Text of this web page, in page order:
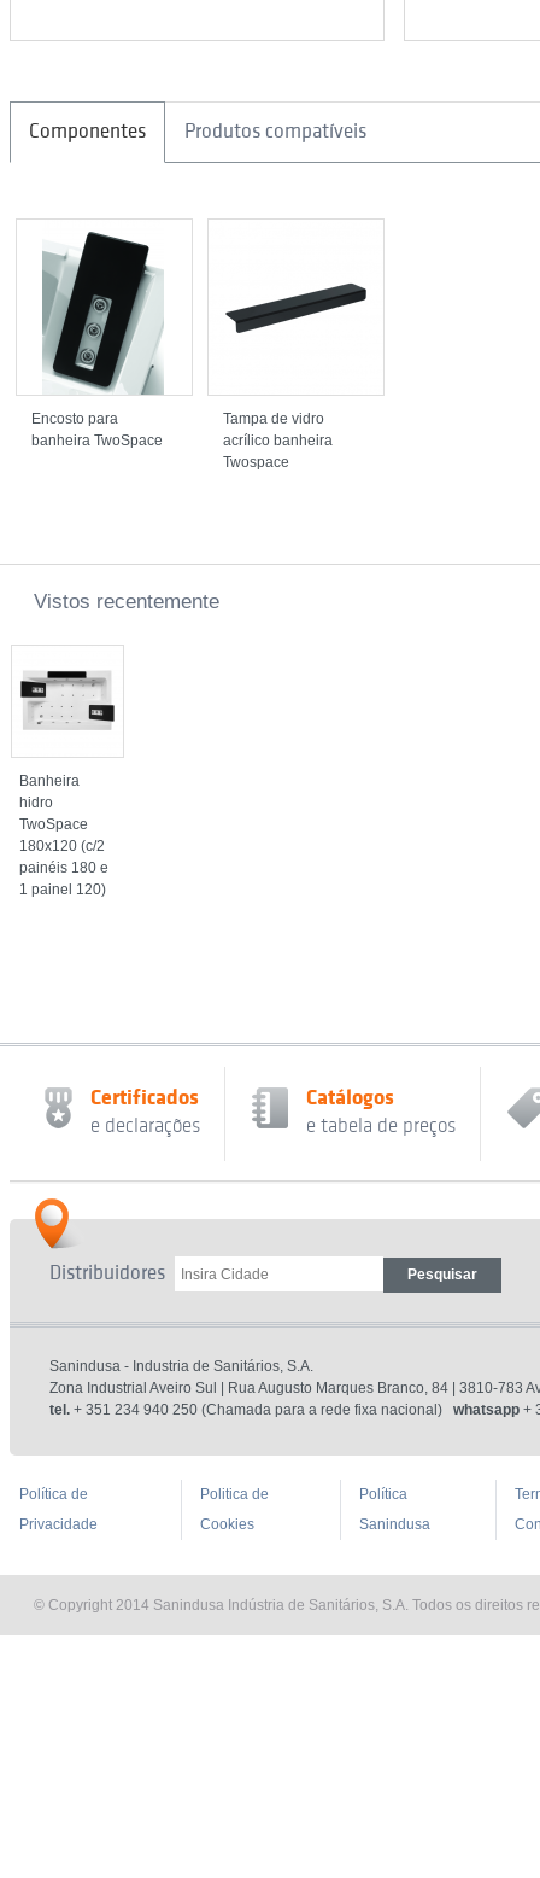
Componentes Produtos compatíveis
Encosto para
banheira TwoSpace
Tampa de vidro
acrílico banheira
Twospace
Vistos recentemente
Banheira
hidro
TwoSpace
180x120 (c/2
painéis 180 e
1 painel 120)
Certificados
e declarações
Catálogos
e tabela de preços
Distribuidores
Sanindusa - Industria de Sanitários, S.A.
Zona Industrial Aveiro Sul | Rua Augusto Marques Branco, 84 | 3810-783
tel. + 351 234 940 250 (Chamada para a rede fixa nacional) whatsapp +
Política de
Privacidade
Politica de
Cookies
Política
Sanindusa
© Copyright 2014 Sanindusa Indústria de Sanitários, S.A. Todos os direitos